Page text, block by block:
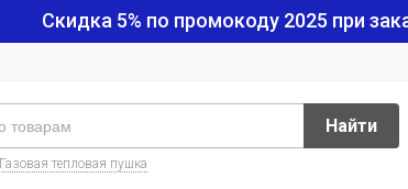
Скидка 5% по промокоду 2025 при
Найти
Газовая тепловая пушка